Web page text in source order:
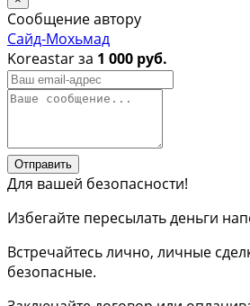
Сообщение автору
Сайд-Мохьмад
Koreastar за 1 000 руб.
Отправить
Для вашей безопасности!
Избегайте пересылать деньги
Встречайтесь лично, личные
безопасные.